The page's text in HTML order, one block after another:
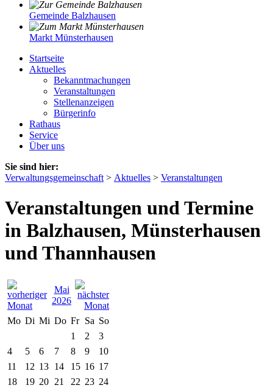
Gemeinde Balzhausen
Markt Münsterhausen
Startseite
Aktuelles
Bekanntmachungen
Veranstaltungen
Stellenanzeigen
Bürgerinfo
Rathaus
Service
Über uns
Sie sind hier:
Verwaltungsgemeinschaft > Aktuelles > Veranstaltungen
Veranstaltungen und Termine
in Balzhausen, Münsterhausen
und Thannhausen
Mai
2026
Mo Di Mi Do Fr Sa So
1
2
3
4
5 6 7 8 9
10
11
12 13 14 15 16 17
18
19 20 21 22 23 24